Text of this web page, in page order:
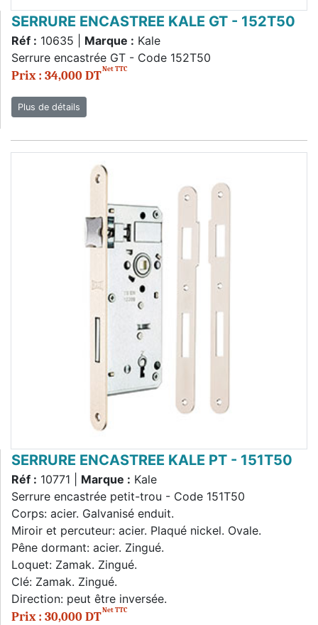
SERRURE ENCASTREE KALE GT - 152T50
Réf : 10635 | Marque : Kale
Serrure encastrée GT - Code 152T50
Prix : 34,000 DTNet TTC
Plus de détails
SERRURE ENCASTREE KALE PT - 151T50
Réf : 10771 | Marque : Kale
Serrure encastrée petit-trou - Code 151T50
Corps: acier. Galvanisé enduit.
Miroir et percuteur: acier. Plaqué nickel. Ovale.
Pêne dormant: acier. Zingué.
Loquet: Zamak. Zingué.
Clé: Zamak. Zingué.
Direction: peut être inversée.
Prix : 30,000 DTNet TTC